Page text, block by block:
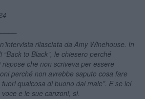
rilasciata da Amy Winehouse . In
“Back to Black”, le chiesero perché
che non scriveva per essere
perché non avrebbe saputo cosa fare
fuori qualcosa di buono dal male”. E se lei
voce e le sue canzoni, sì.